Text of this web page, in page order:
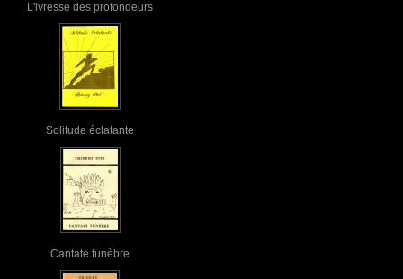
L'ivresse des profondeurs
Solitude éclatante
Cantate funèbre